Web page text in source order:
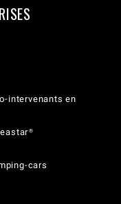
intervenants en
cars